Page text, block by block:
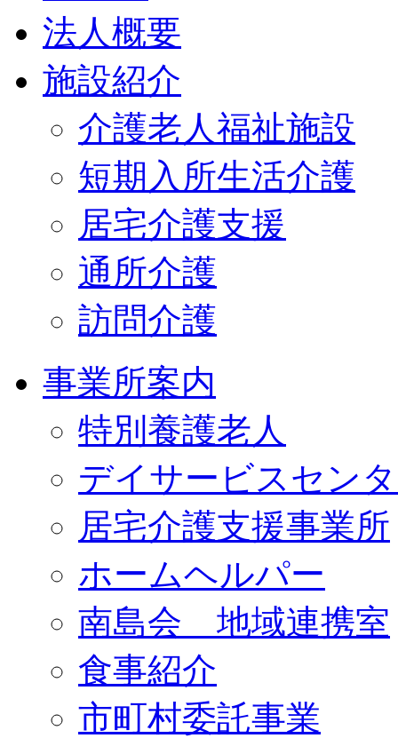
法人概要
施設紹介
介護老人福祉施設
短期入所生活介護
居宅介護支援
通所介護
訪問介護
事業所案内
特別養護老人
デイサービスセン
居宅介護支援事業所
ホームヘルパー
南島会 地域連携室
食事紹介
市町村委託事業